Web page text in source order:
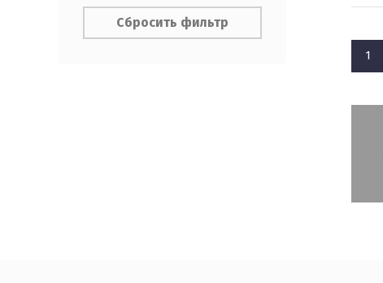
Сбросить фильтр
1